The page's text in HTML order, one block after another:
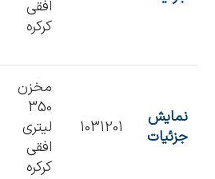
افقی
کرکره
نمایش
جزئیات
1031201
مخزن
350
لیتری
افقی
کرکره